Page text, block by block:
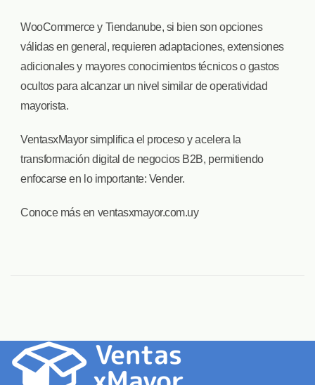
WooCommerce y Tiendanube, si bien son opciones
válidas en general, requieren adaptaciones, extensiones
adicionales y mayores conocimientos técnicos o gastos
ocultos para alcanzar un nivel similar de operatividad
mayorista.
VentasxMayor simplifica el proceso y acelera la
transformación digital de negocios B2B, permitiendo
enfocarse en lo importante: Vender.
Conoce más en ventasxmayor.com.uy